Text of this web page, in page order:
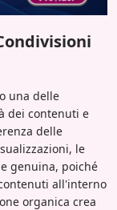
una delle
dei contenuti e
delle
le
genuina, poiché
all'interno
organica crea